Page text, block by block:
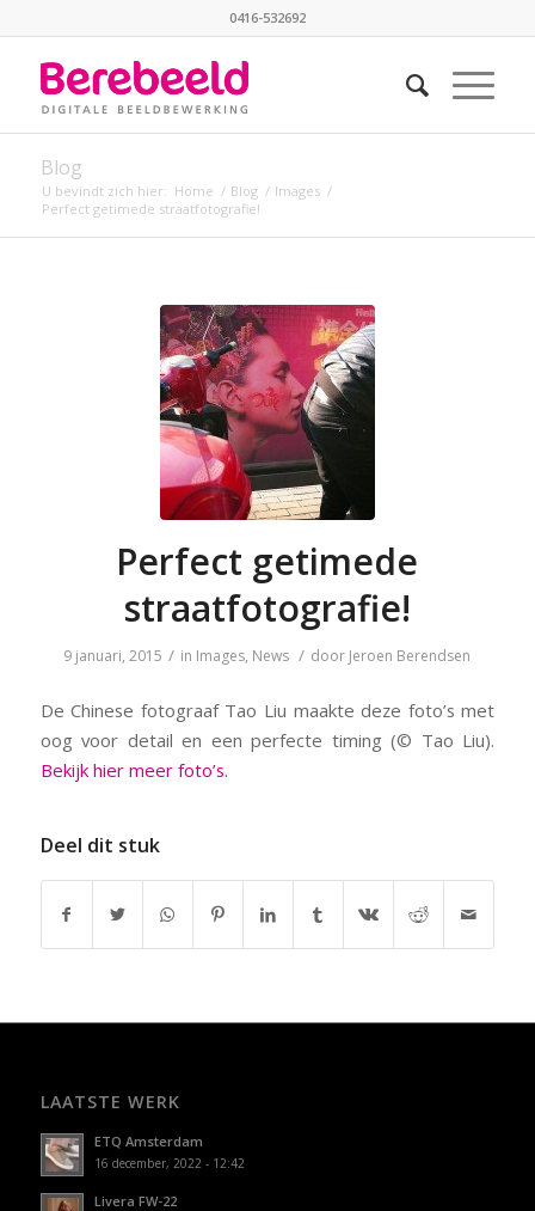
0416-532692
Blog
U bevindt zich hier: Home / Blog / Images /
Perfect getimede straatfotografie!
Perfect getimede
straatfotografie!
9 januari, 2015 / in Images, News / door Jeroen Berendsen
De Chinese fotograaf Tao Liu maakte deze foto’s met
oog voor detail en een perfecte timing (© Tao Liu).
Bekijk hier meer foto’s.
Deel dit stuk
LAATSTE WERK
ETQ Amsterdam
16 december, 2022 - 12:42
Livera FW-22